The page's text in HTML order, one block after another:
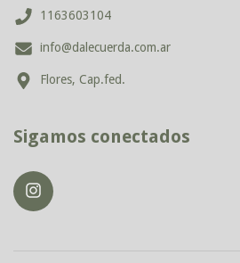
1163603104
info@dalecuerda.com.ar
Flores, Cap.fed.
Sigamos conectados